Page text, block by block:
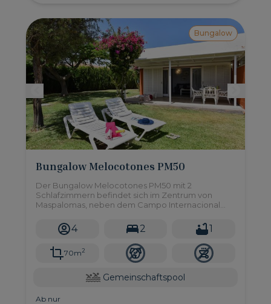
Bungalow
Bungalow Melocotones PM50
Der Bungalow Melocotones PM50 mit 2
Schlafzimmern befindet sich im Zentrum von
Maspalomas, neben dem Campo Internacional
von Maspalomas und Meloneras entfernt.
4 2 1
70m2
Gemeinschaftspool
Ab nur